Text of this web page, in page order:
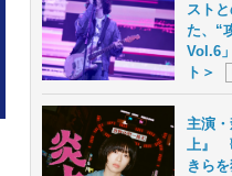
スト
た、“
Vol.6
ト＞
主演
上』
きら